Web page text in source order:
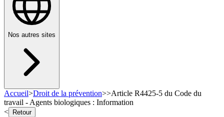
Nos autres sites
Accueil>Droit de la prévention>>Article R4425-5 du Code du
travail - Agents biologiques : Information
<
Retour